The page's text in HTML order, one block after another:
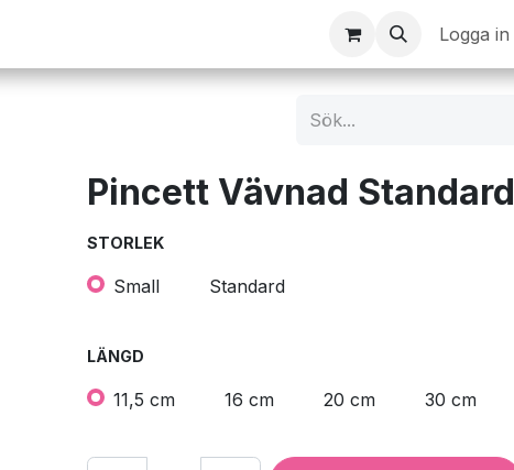
Logga in
Pincett Vävnad Standard
STORLEK
Small Standard
LÄNGD
11,5 cm 16 cm 20 cm 30 cm